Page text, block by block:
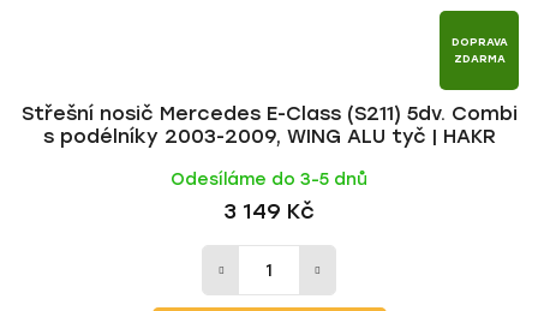
DOPRAVA
ZDARMA
Střešní nosič Mercedes E-Class (S211) 5dv. Combi
s podélníky 2003-2009, WING ALU tyč | HAKR
Odesíláme do 3-5 dnů
3 149 Kč